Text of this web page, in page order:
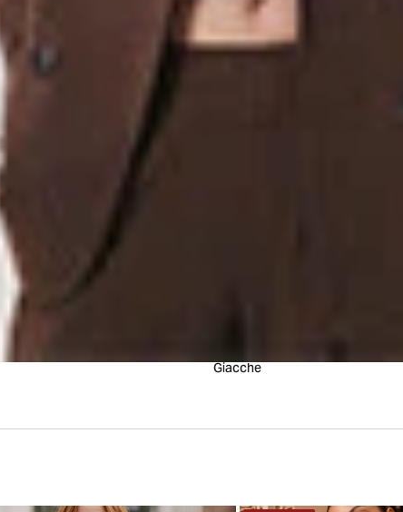
Giacche